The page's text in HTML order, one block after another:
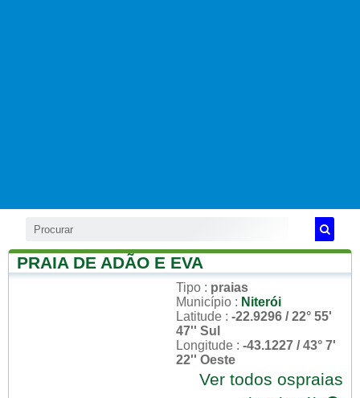
PRAIA DE ADÃO E EVA
Tipo : praias
Município : Niterói
Latitude : -22.9296 / 22° 55'
47'' Sul
Longitude : -43.1227 / 43° 7'
22'' Oeste
Ver todos ospraias